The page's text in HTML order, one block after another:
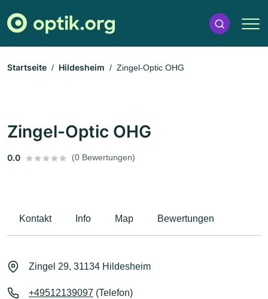
Startseite Hildesheim Zingel-Optic OHG
Zingel-Optic OHG
0.0 (0 Bewertungen)
Kontakt Info Map Bewertungen
Zingel 29, 31134 Hildesheim
+49512139097 (Telefon)